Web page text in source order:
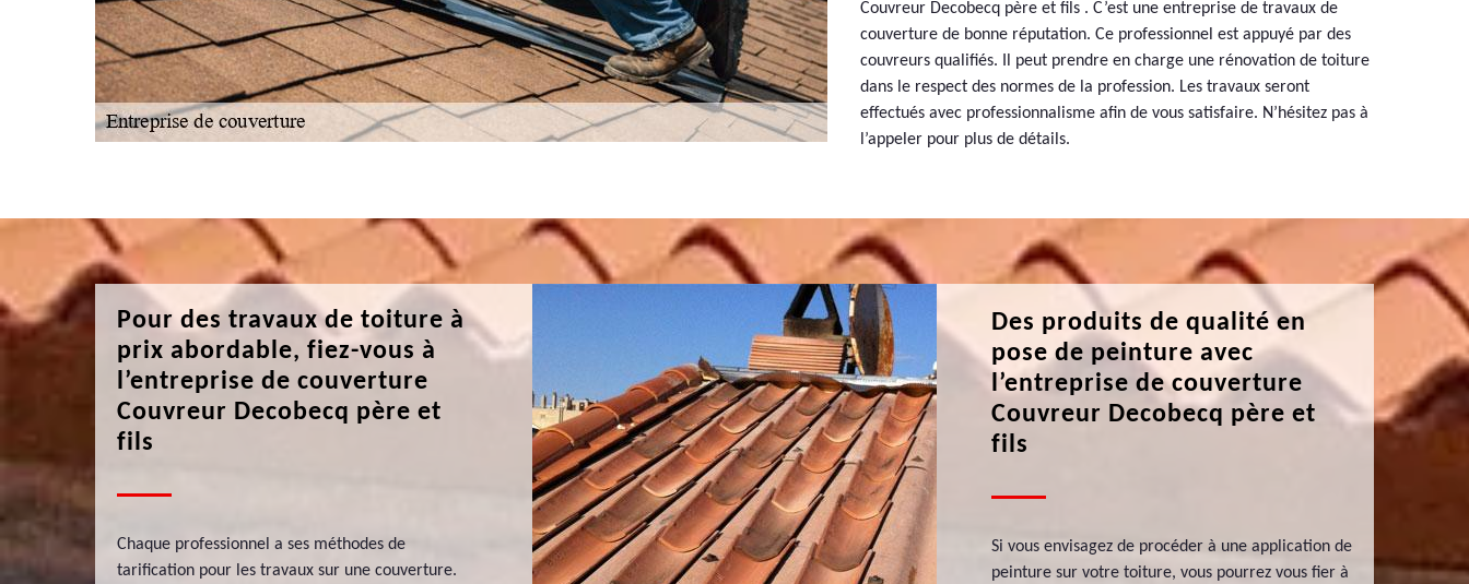
Couvreur Decobecq père et fils . C’est une entreprise de travaux de
couverture de bonne réputation. Ce professionnel est appuyé par des
couvreurs qualifiés. Il peut prendre en charge une rénovation de toiture
dans le respect des normes de la profession. Les travaux seront
effectués avec professionnalisme afin de vous satisfaire. N’hésitez pas à
l’appeler pour plus de détails.
Pour des travaux de toiture à
prix abordable, fiez-vous à
l’entreprise de couverture
Couvreur Decobecq père et
fils
Chaque professionnel a ses méthodes de
tarification pour les travaux sur une couverture.
Des produits de qualité en
pose de peinture avec
l’entreprise de couverture
Couvreur Decobecq père et
fils
Si vous envisagez de procéder à une application de
peinture sur votre toiture, vous pourrez vous fier à